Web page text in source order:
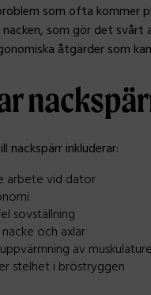
som ofta kommer
som gör det svårt
åtgärder som
nackspärr inkluderar:
arbete vid dator
sovställning
och axlar
av
stelhet i bröstryggen